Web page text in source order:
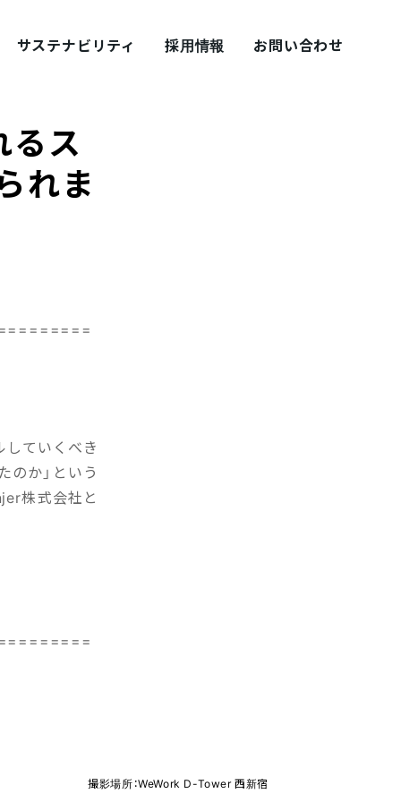
サステナビリティ 採用情報 お問い合わせ
るス
れま
していくべき
のか」という
株式会社と
撮影場所：WeWork D-Tower 西新宿